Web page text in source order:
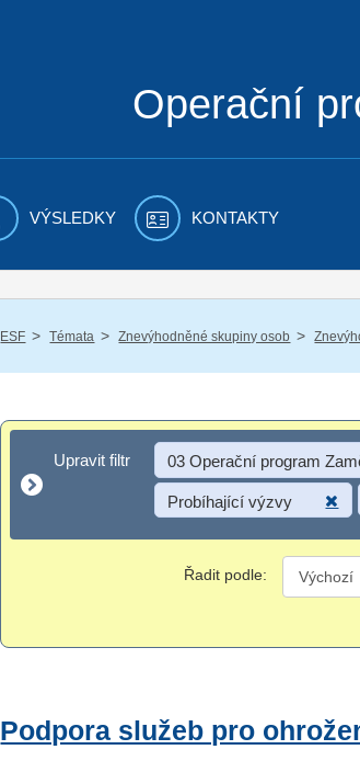
Operační
VÝSLEDKY KONTAKTY
ESF / Témata / Znevýhodněné skupiny osob /
Upravit filtr
Upravit filtr 03 Operační program
Probíhající výzvy
Řadit podle:
Podpora služeb pro